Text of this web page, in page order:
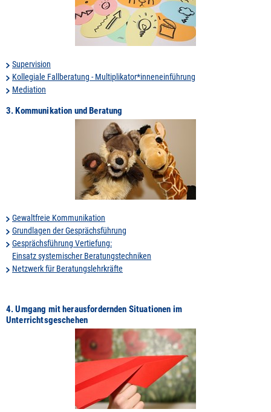
Supervision
Kollegiale Fallberatung - Multiplikator*inneneinführung
Mediation
3. Kommunikation und Beratung
Gewaltfreie Kommunikation
Grundlagen der Gesprächsführung
Gesprächsführung Vertiefung:
Einsatz systemischer Beratungstechniken
Netzwerk für Beratungslehrkräfte
4. Umgang mit herausfordernden Situationen im
Unterrichtsgeschehen